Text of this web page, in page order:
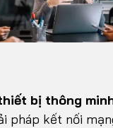
bị thông
pháp kết nối